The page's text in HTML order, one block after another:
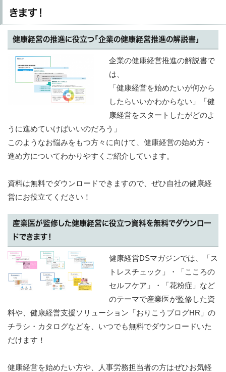
きます！
健康経営の推進に役立つ「企業の健康経営推進の解説書」
企業の健康経営推進の解説書で
は、
「健康経営を始めたいが何から
したらいいかわからない」「健
康経営をスタートしたがどのよ
うに進めていけばいいのだろう」
このようなお悩みをもつ方々に向けて、健康経営の始め方・
進め方についてわかりやすくご紹介しています。
資料は無料でダウンロードできますので、ぜひ自社の健康経
営にお役立てください！
産業医が監修した健康経営に役立つ資料を無料でダウンロー
ドできます！
健康経営DSマガジンでは、「ス
トレスチェック」・「こころの
セルフケア」・「花粉症」など
のテーマで産業医が監修した資
料や、健康経営支援ソリューション「おりこうブログHR」の
チラシ・カタログなどを、いつでも無料でダウンロードいた
だけます！
健康経営を始めたい方や、人事労務担当者の方はぜひお気軽